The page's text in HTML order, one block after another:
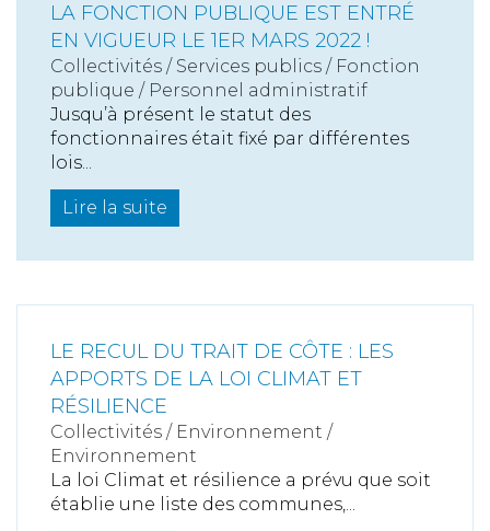
LA FONCTION PUBLIQUE EST ENTRÉ
EN VIGUEUR LE 1ER MARS 2022 !
Collectivités / Services publics / Fonction
publique / Personnel administratif
Jusqu’à présent le statut des
fonctionnaires était fixé par différentes
lois...
Lire la suite
LE RECUL DU TRAIT DE CÔTE : LES
APPORTS DE LA LOI CLIMAT ET
RÉSILIENCE
Collectivités / Environnement /
Environnement
La loi Climat et résilience a prévu que soit
établie une liste des communes,...